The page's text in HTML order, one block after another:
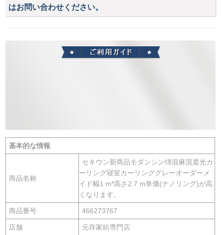
はお問い合わせください。
基本的な情報
商品名称
セキウン新商品モダンシン绵混麻混遮光カ
ーリング寝室カーリンググレーオーダーメ
イド幅1 m*高さ2.7 m単価(ナノリング)が高
くなります。
商品番号 466273767
店舗 元存家紡専門店